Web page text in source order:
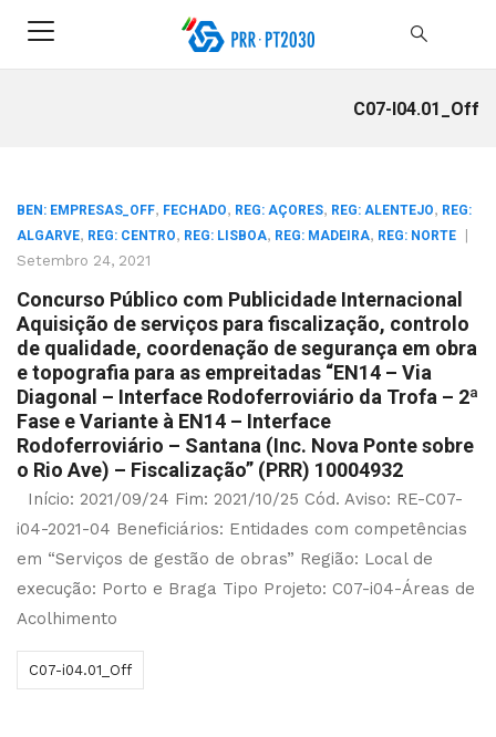
C07-I04.01_Off
BEN: EMPRESAS_OFF, FECHADO, REG: AÇORES, REG: ALENTEJO, REG:
ALGARVE, REG: CENTRO, REG: LISBOA, REG: MADEIRA, REG: NORTE
Setembro 24, 2021
Concurso Público com Publicidade Internacional
Aquisição de serviços para fiscalização, controlo
de qualidade, coordenação de segurança em obra
e topografia para as empreitadas “EN14 – Via
Diagonal – Interface Rodoferroviário da Trofa – 2ª
Fase e Variante à EN14 – Interface
Rodoferroviário – Santana (Inc. Nova Ponte sobre
o Rio Ave) – Fiscalização” (PRR) 10004932
Início: 2021/09/24 Fim: 2021/10/25 Cód. Aviso: RE-C07-
i04-2021-04 Beneficiários: Entidades com competências
em “Serviços de gestão de obras” Região: Local de
execução: Porto e Braga Tipo Projeto: C07-i04-Áreas de
Acolhimento
C07-i04.01_Off